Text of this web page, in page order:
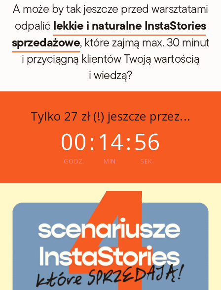
A może by tak jeszcze przed warsztatami
odpalić lekkie i naturalne InstaStories
sprzedażowe, które zajmą max. 30 minut
i przyciągną klientów Twoją wartością
i wiedzą?
Tylko 27 zł (!) jeszcze przez...
00
GODZ.
: 14
MIN.
:55
SEK.